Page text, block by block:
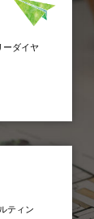
ーダイヤ
ティン